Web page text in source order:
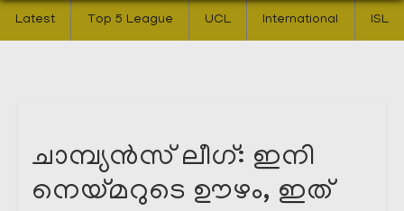
Latest Top 5 League UCL International ISL
ചാമ്പ്യൻസ് ലീഗ്: ഇനി
നെയ്മറുടെ ഊഴം, ഇത്